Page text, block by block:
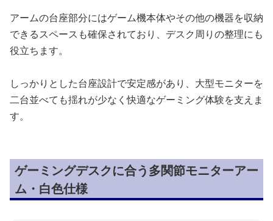
アームの台座部分にはゲーム機本体やその他の機器を収納
できるスペースも確保されており、デスク周りの整理にも
役立ちます。
しっかりとした台座設計で安定感があり、大型モニターを
二台並べても揺れが少なく快適なゲーミング体験を支えま
す。
ゲーミングデスクに合う多関節モニターアー
ム・白色仕様